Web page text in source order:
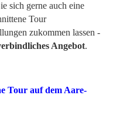
sich gerne auch eine
Tour
zukommen lassen -
Angebot.
Tour auf dem Aare-